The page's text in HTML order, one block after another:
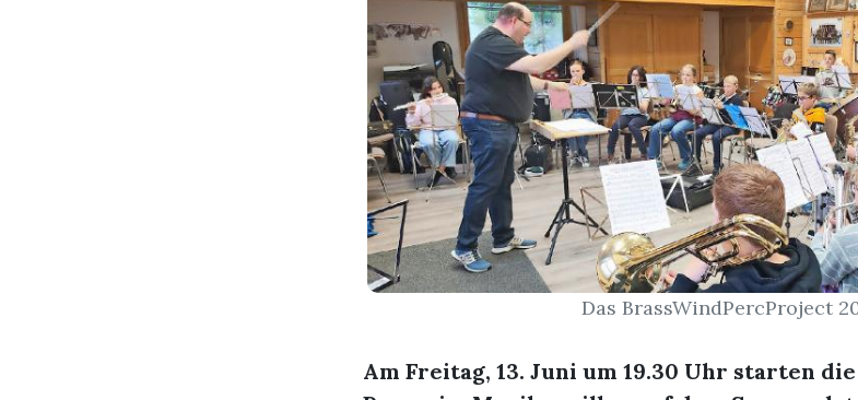
Das BrassWindPercProject
Am Freitag, 13. Juni um 19.30 Uhr starten